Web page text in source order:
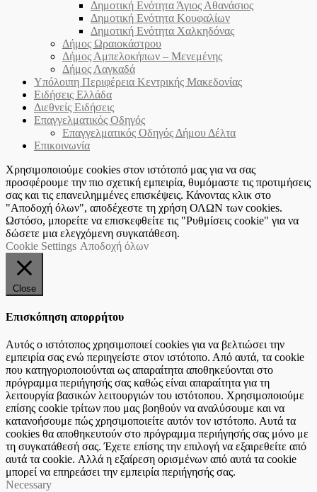
Δημοτική Ενότητα Άγιος Αθανάσιος
Δημοτική Ενότητα Κουφαλίων
Δημοτική Ενότητα Χαλκηδόνας
Δήμος Ωραιοκάστρου
Δήμος Αμπελοκήπων – Μενεμένης
Δήμος Λαγκαδά
Υπόλοιπη Περιφέρεια Κεντρικής Μακεδονίας
Ειδήσεις Ελλάδα
Διεθνείς Ειδήσεις
Επαγγελματικός Οδηγός
Επαγγελματικός Οδηγός Δήμου Δέλτα
Επικοινωνία
Χρησιμοποιούμε cookies στον ιστότοπό μας για να σας
προσφέρουμε την πιο σχετική εμπειρία, θυμόμαστε τις προτιμήσεις
σας και τις επανειλημμένες επισκέψεις. Κάνοντας κλικ στο
"Αποδοχή όλων", αποδέχεστε τη χρήση ΟΛΩΝ των cookies.
Ωστόσο, μπορείτε να επισκεφθείτε τις "Ρυθμίσεις cookie" για να
δώσετε μια ελεγχόμενη συγκατάθεση.
Cookie Settings Αποδοχή όλων
Close
Επισκόπηση απορρήτου
Αυτός ο ιστότοπος χρησιμοποιεί cookies για να βελτιώσει την
εμπειρία σας ενώ περιηγείστε στον ιστότοπο. Από αυτά, τα cookie
που κατηγοριοποιούνται ως απαραίτητα αποθηκεύονται στο
πρόγραμμα περιήγησής σας καθώς είναι απαραίτητα για τη
λειτουργία βασικών λειτουργιών του ιστότοπου. Χρησιμοποιούμε
επίσης cookie τρίτων που μας βοηθούν να αναλύσουμε και να
κατανοήσουμε πώς χρησιμοποιείτε αυτόν τον ιστότοπο. Αυτά τα
cookies θα αποθηκευτούν στο πρόγραμμα περιήγησής σας μόνο με
τη συγκατάθεσή σας. Έχετε επίσης την επιλογή να εξαιρεθείτε από
αυτά τα cookie. Αλλά η εξαίρεση ορισμένων από αυτά τα cookie
μπορεί να επηρεάσει την εμπειρία περιήγησής σας.
Necessary